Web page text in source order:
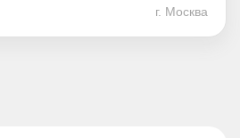
г. Москва